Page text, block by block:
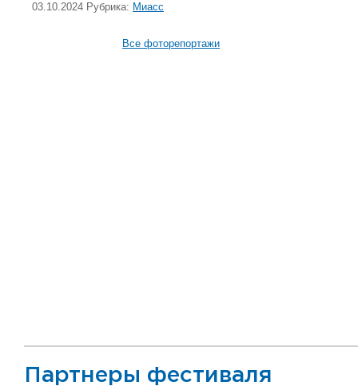
03.10.2024 Рубрика: Миасс
Все фоторепортажи
Партнеры фестиваля